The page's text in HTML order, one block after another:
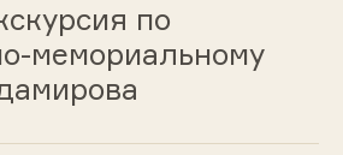
по
мемориальному